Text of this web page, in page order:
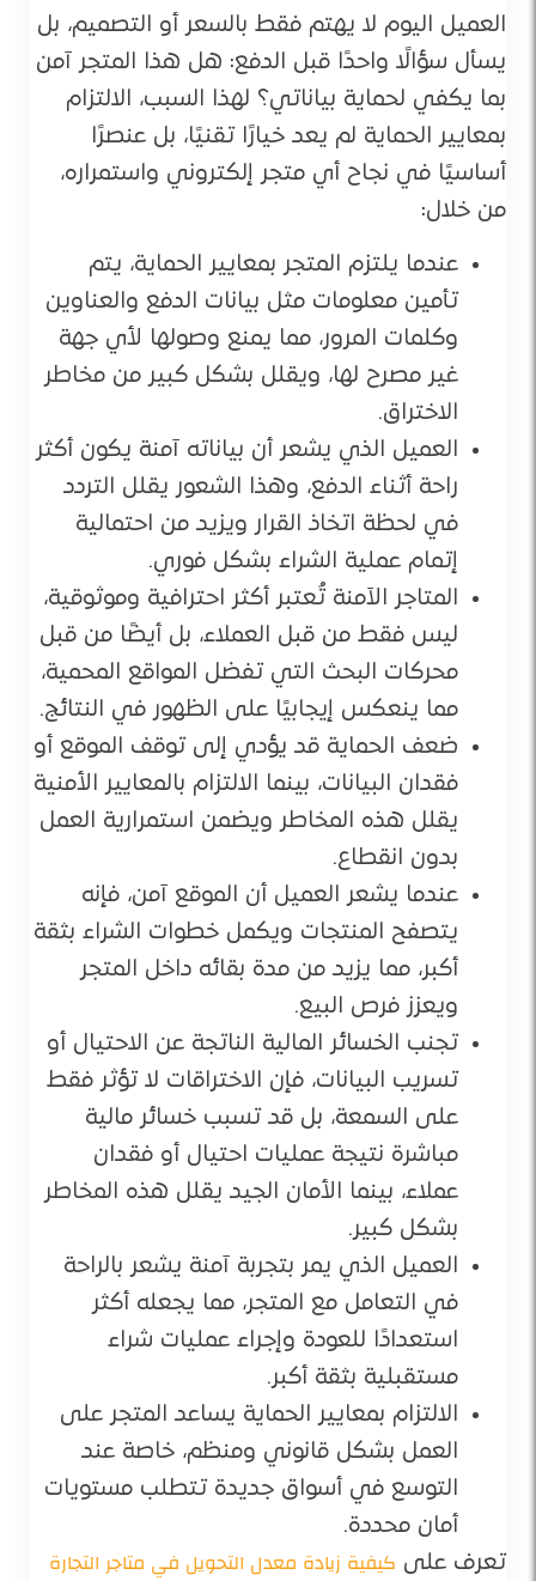
العميل اليوم لا يهتم فقط بالسعر أو التصميم، بل
يسأل سؤالًا واحدًا قبل الدفع: هل هذا المتجر آمن
بما يكفي لحماية بياناتي؟ لهذا السبب، الالتزام
بمعايير الحماية لم يعد خيارًا تقنيًا، بل عنصرًا
أساسيًا في نجاح أي متجر إلكتروني واستمراره،
من خلال:
عندما يلتزم المتجر بمعايير الحماية، يتم
تأمين معلومات مثل بيانات الدفع والعناوين
وكلمات المرور، مما يمنع وصولها لأي جهة
غير مصرح لها، ويقلل بشكل كبير من مخاطر
الاختراق.
العميل الذي يشعر أن بياناته آمنة يكون أكثر
راحة أثناء الدفع، وهذا الشعور يقلل التردد
في لحظة اتخاذ القرار ويزيد من احتمالية
إتمام عملية الشراء بشكل فوري.
المتاجر الآمنة تُعتبر أكثر احترافية وموثوقية،
ليس فقط من قبل العملاء، بل أيضًا من قبل
محركات البحث التي تفضل المواقع المحمية،
مما ينعكس إيجابيًا على الظهور في النتائج.
ضعف الحماية قد يؤدي إلى توقف الموقع أو
فقدان البيانات، بينما الالتزام بالمعايير الأمنية
يقلل هذه المخاطر ويضمن استمرارية العمل
بدون انقطاع.
عندما يشعر العميل أن الموقع آمن، فإنه
يتصفح المنتجات ويكمل خطوات الشراء بثقة
أكبر، مما يزيد من مدة بقائه داخل المتجر
ويعزز فرص البيع.
تجنب الخسائر المالية الناتجة عن الاحتيال أو
تسريب البيانات، فإن الاختراقات لا تؤثر فقط
على السمعة، بل قد تسبب خسائر مالية
مباشرة نتيجة عمليات احتيال أو فقدان
عملاء، بينما الأمان الجيد يقلل هذه المخاطر
بشكل كبير.
العميل الذي يمر بتجربة آمنة يشعر بالراحة
في التعامل مع المتجر، مما يجعله أكثر
استعدادًا للعودة وإجراء عمليات شراء
مستقبلية بثقة أكبر.
الالتزام بمعايير الحماية يساعد المتجر على
العمل بشكل قانوني ومنظم، خاصة عند
التوسع في أسواق جديدة تتطلب مستويات
أمان محددة.
تعرف على كيفية زيادة معدل التحويل في متاجر التجارة